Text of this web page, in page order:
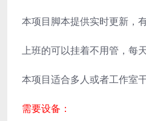
本项目脚本提供实时更新，
上班的可以挂着不用管，每
本项目适合多人或者工作室
需要设备：